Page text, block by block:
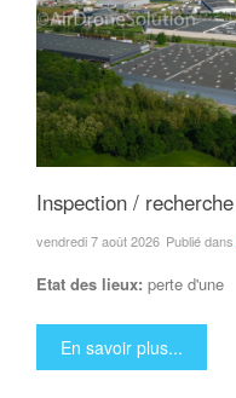
Inspection / recherche
vendredi 7 août 2026 Publié dans
Etat des lieux: perte d'une
En savoir plus...